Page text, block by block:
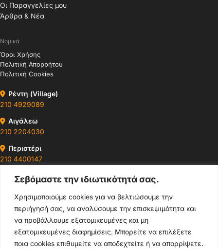
Σεβόμαστε την ιδιωτικότητά σας.
Χρησιμοποιούμε cookies για να βελτιώσουμε την
περιήγησή σας, να αναλύσουμε την επισκεψιμότητα και
να προβάλλουμε εξατομικευμένες και μη
εξατομικευμένες διαφημίσεις. Μπορείτε να επιλέξετε
ποια cookies επιθυμείτε να αποδεχτείτε ή να απορρίψετε.
Οι Παραγγελίες μου
Άρθρα & Νέα
Νομικά
Όροι Χρήσης
Πολιτική Απορρήτου
Πολιτική Cookies
Ρέντη (Village)
210 4929089
Αιγάλεω
210 2204030
Περιστέρι
210 4400147
Ωράρια & Διευθύνσεις →
210 4929089
Κεντρικό τηλέφωνο